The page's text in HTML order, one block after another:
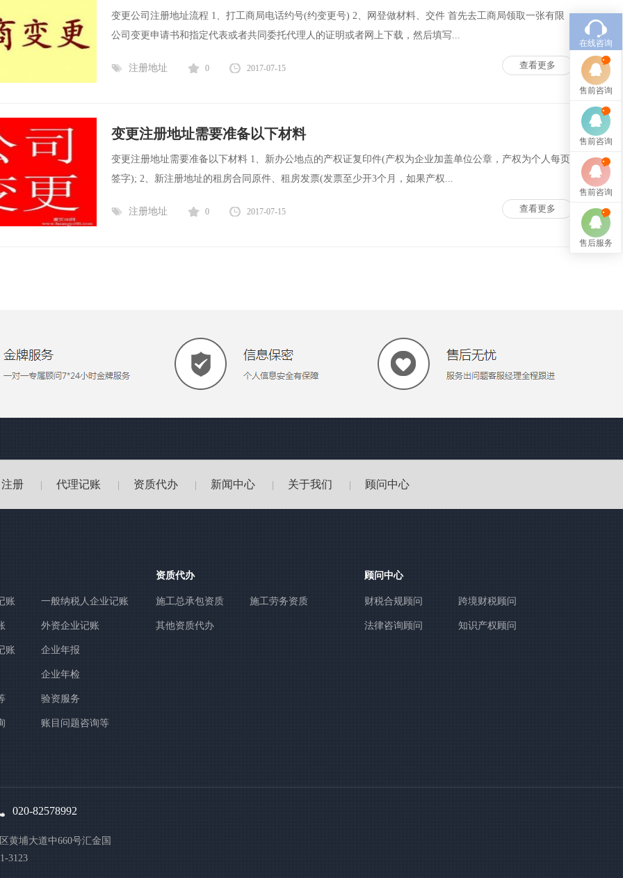
变更公司注册地址流程 1、打工商局电话约号(约变更号) 2、网登做材料、交件 首先去工商局领取一张有限
公司变更申请书和指定代表或者共同委托代理人的证明或者网上下载，然后填写...
查看更多
注册地址 0 2017-07-15
变更注册地址需要准备以下材料
变更注册地址需要准备以下材料 1、新办公地点的产权证复印件(产权为企业加盖单位公章，产权为个人每页
签字); 2、新注册地址的租房合同原件、租房发票(发票至少开3个月，如果产权...
查看更多
注册地址 0 2017-07-15
册 代理记账 资质代办 新闻中心 关于我们 顾问中心
账 一般纳税人企业记账
外资企业记账
账 企业年报
企业年检
验资服务
账目问题咨询等
资质代办
施工总承包资质 施工劳务资质
其他资质代办
顾问中心
财税合规顾问 跨境财税顾问
法律咨询顾问 知识产权顾问
020-82578992
黄埔大道中660号汇金国
3123
在线咨询
售前咨询
售前咨询
售前咨询
售后服务